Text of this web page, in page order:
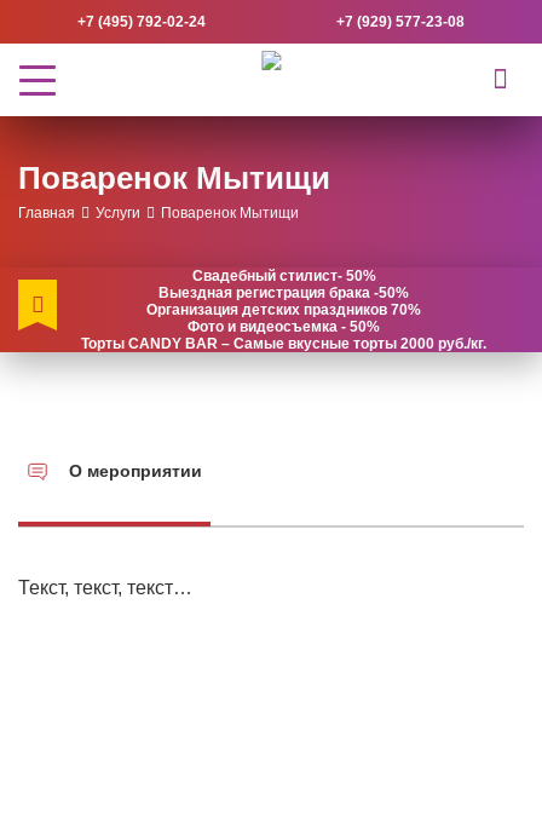
+7 (495) 792-02-24 +7 (929) 577-23-08
Поваренок Мытищи
Главная Услуги Поваренок Мытищи
Свадебный стилист- 50%
Выездная регистрация брака -50%
Организация детских праздников 70%
Фото и видеосъемка - 50%
Торты CANDY BAR – Самые вкусные торты 2000 руб./кг.
О мероприятии
Текст, текст, текст…